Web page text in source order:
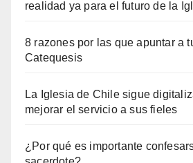
realidad ya para el futuro de la
8 razones por las que apuntar a
Catequesis
La Iglesia de Chile sigue
mejorar el servicio a sus fieles
¿Por qué es importante